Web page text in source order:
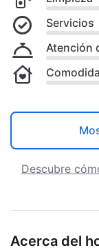
Servicios
Atención
Descubre
Acerca del